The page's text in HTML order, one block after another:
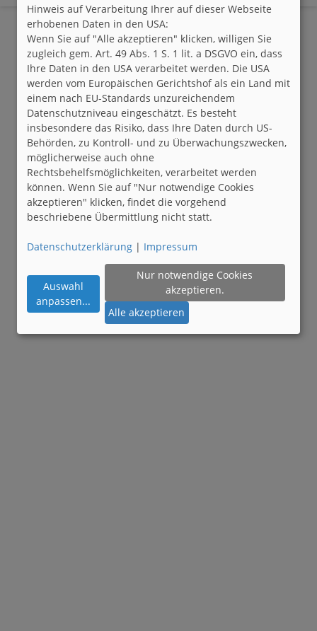
Hinweis auf Verarbeitung Ihrer auf dieser Webseite
erhobenen Daten in den USA:
Wenn Sie auf "Alle akzeptieren" klicken, willigen Sie
zugleich gem. Art. 49 Abs. 1 S. 1 lit. a DSGVO ein, dass
Ihre Daten in den USA verarbeitet werden. Die USA
werden vom Europäischen Gerichtshof als ein Land mit
einem nach EU-Standards unzureichendem
Datenschutzniveau eingeschätzt. Es besteht
insbesondere das Risiko, dass Ihre Daten durch US-
Behörden, zu Kontroll- und zu Überwachungszwecken,
möglicherweise auch ohne
Rechtsbehelfsmöglichkeiten, verarbeitet werden
können. Wenn Sie auf "Nur notwendige Cookies
akzeptieren" klicken, findet die vorgehend
beschriebene Übermittlung nicht statt.
Datenschutzerklärung | Impressum
Auswahl
anpassen...
Nur notwendige Cookies
akzeptieren.
Alle akzeptieren